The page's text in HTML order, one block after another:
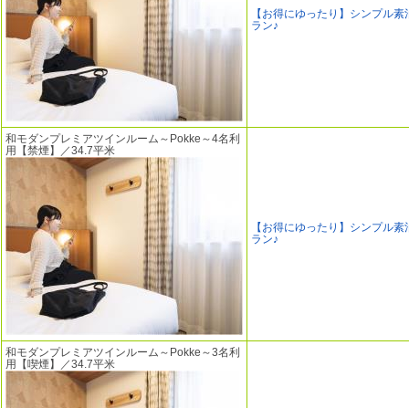
【お得にゆったり】シンプル素
ラン♪
和モダンプレミアツインルーム～Pokke～4名利
用【禁煙】／34.7平米
【お得にゆったり】シンプル素
ラン♪
和モダンプレミアツインルーム～Pokke～3名利
用【喫煙】／34.7平米